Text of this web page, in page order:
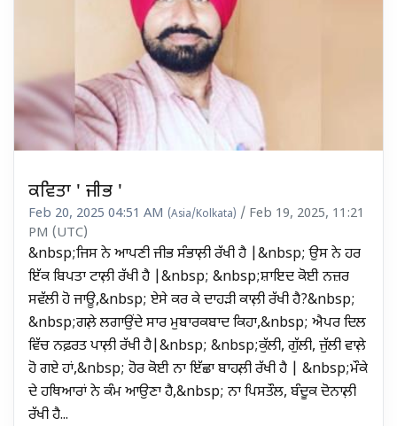
ਕਵਿਤਾ ' ਜੀਭ '
Feb 20, 2025 04:51 AM (Asia/Kolkata) / Feb 19, 2025, 11:21
PM (UTC)
&nbsp;ਜਿਸ ਨੇ ਆਪਣੀ ਜੀਭ ਸੰਭਾਲ਼ੀ ਰੱਖੀ ਹੈ |&nbsp; ਉਸ ਨੇ ਹਰ
ਇੱਕ ਬਿਪਤਾ ਟਾਲ਼ੀ ਰੱਖੀ ਹੈ |&nbsp; &nbsp;ਸ਼ਾਇਦ ਕੋਈ ਨਜ਼ਰ
ਸਵੱਲੀ ਹੋ ਜਾਊ,&nbsp; ਏਸੇ ਕਰ ਕੇ ਦਾਹੜੀ ਕਾਲ਼ੀ ਰੱਖੀ ਹੈ?&nbsp;
&nbsp;ਗਲ਼ੇ ਲਗਾਉਂਦੇ ਸਾਰ ਮੁਬਾਰਕਬਾਦ ਕਿਹਾ,&nbsp; ਐਪਰ ਦਿਲ
ਵਿੱਚ ਨਫ਼ਰਤ ਪਾਲ਼ੀ ਰੱਖੀ ਹੈ|&nbsp; &nbsp;ਕੁੱਲੀ, ਗੁੱਲੀ, ਜੁੱਲੀ ਵਾਲ਼ੇ
ਹੋ ਗਏ ਹਾਂ,&nbsp; ਹੋਰ ਕੋਈ ਨਾ ਇੱਛਾ ਬਾਹਲ਼ੀ ਰੱਖੀ ਹੈ | &nbsp;ਮੌਕੇ
ਦੇ ਹਥਿਆਰਾਂ ਨੇ ਕੰਮ ਆਉਣਾ ਹੈ,&nbsp; ਨਾ ਪਿਸਤੌਲ, ਬੰਦੂਕ ਦੋਨਾਲ਼ੀ
ਰੱਖੀ ਹੈ...